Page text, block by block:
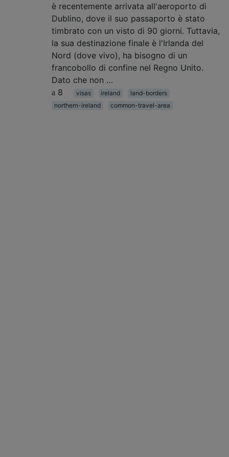
è recentemente arrivata all'aeroporto di
Dublino, dove il suo passaporto è stato
timbrato con un visto di 90 giorni. Tuttavia,
la sua destinazione finale è l'Irlanda del
Nord (dove vivo), ha bisogno di un
francobollo di confine nel Regno Unito.
Dato che non …
8
visas ireland
land-borders
northern-ireland
common-travel-area